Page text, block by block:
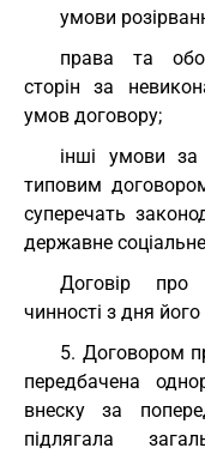
умови
права та
сторін за
умов договору;
інші умови за
типовим
суперечать
державне
Договір про
чинності з дня
5. Договором
передбачена
внеску за
підлягала